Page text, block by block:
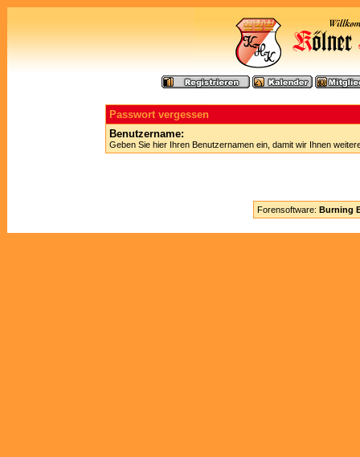
Passwort vergessen
Benutzername:
Geben Sie hier Ihren Benutzernamen ein, damit wir Ihnen
Forensoftware: Burning